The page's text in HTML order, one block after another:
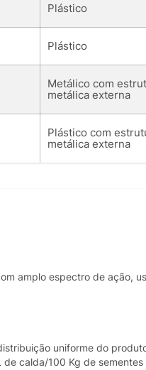
Plástico
Plástico
Metálico com
metálica externa
Plástico com
metálica externa
amplo espectro de ação,
uniforme do
calda/100 Kg de